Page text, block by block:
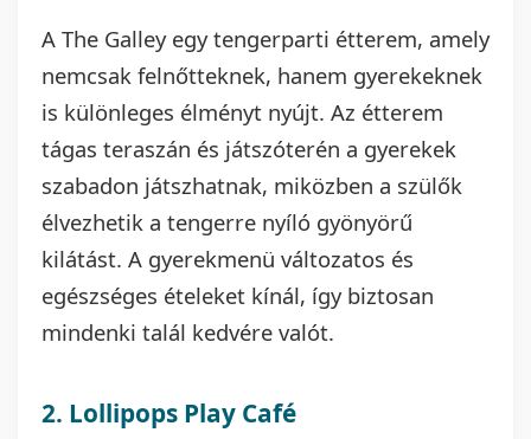
A The Galley egy tengerparti étterem, amely
nemcsak felnőtteknek, hanem gyerekeknek
is különleges élményt nyújt. Az étterem
tágas teraszán és játszóterén a gyerekek
szabadon játszhatnak, miközben a szülők
élvezhetik a tengerre nyíló gyönyörű
kilátást. A gyerekmenü változatos és
egészséges ételeket kínál, így biztosan
mindenki talál kedvére valót.
2. Lollipops Play Café